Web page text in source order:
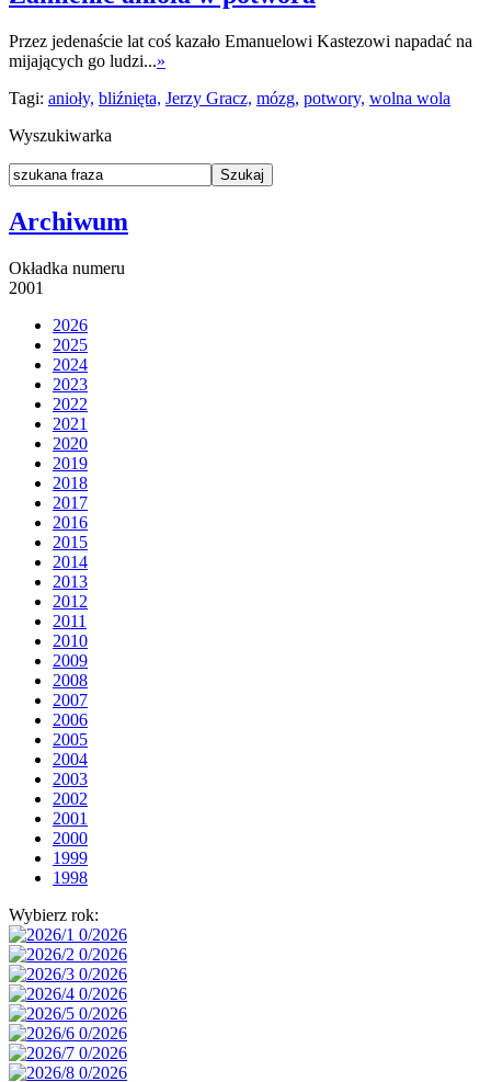
Przez jedenaście lat coś kazało Emanuelowi Kastezowi napadać na
mijających go ludzi...»
Tagi: anioły, bliźnięta, Jerzy Gracz, mózg, potwory, wolna wola
Wyszukiwarka
Archiwum
Okładka numeru
2001
2026
2025
2024
2023
2022
2021
2020
2019
2018
2017
2016
2015
2014
2013
2012
2011
2010
2009
2008
2007
2006
2005
2004
2003
2002
2001
2000
1999
1998
Wybierz rok: